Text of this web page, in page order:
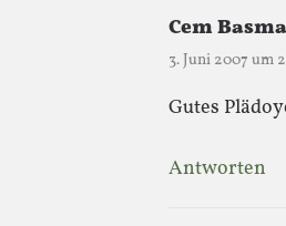
Cem
3. Juni 2007 um
Gutes
Antworten